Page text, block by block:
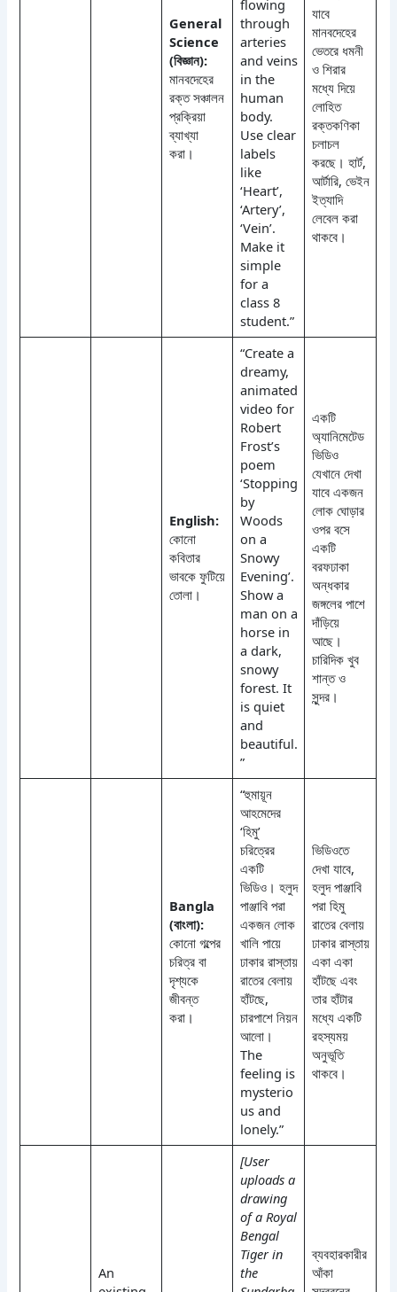
General
Science
(বিজ্ঞান):
মানবদেহের
রক্ত সঞ্চালন
প্রক্রিয়া
ব্যাখ্যা
করা।
flowing
through
arteries
and veins
in the
human
body.
Use clear
labels
like
‘Heart’,
‘Artery’,
‘Vein’.
Make it
simple
for a
class 8
student.”
যাবে
মানবদেহের
ভেতরে ধমনী
ও শিরার
মধ্যে দিয়ে
লোহিত
রক্তকণিকা
চলাচল
করছে। হার্ট,
আর্টারি, ভেইন
ইত্যাদি
লেবেল করা
থাকবে।
English:
কোনো
কবিতার
ভাবকে ফুটিয়ে
তোলা।
“Create a
dreamy,
animated
video for
Robert
Frost’s
poem
‘Stopping
by
Woods
on a
Snowy
Evening’.
Show a
man on a
horse in
a dark,
snowy
forest. It
is quiet
and
beautiful.
”
একটি
অ্যানিমেটেড
ভিডিও
যেখানে দেখা
যাবে একজন
লোক ঘোড়ার
ওপর বসে
একটি
বরফঢাকা
অন্ধকার
জঙ্গলের পাশে
দাঁড়িয়ে
আছে।
চারিদিক খুব
শান্ত ও
সুন্দর।
Bangla
(বাংলা):
কোনো গল্পের
চরিত্র বা
দৃশ্যকে
জীবন্ত
করা।
“হুমায়ূন
আহমেদের
‘হিমু’
চরিত্রের
একটি
ভিডিও। হলুদ
পাঞ্জাবি পরা
একজন লোক
খালি পায়ে
ঢাকার রাস্তায়
রাতের বেলায়
হাঁটছে,
চারপাশে নিয়ন
আলো।
The
feeling is
mysterio
us and
lonely.”
ভিডিওতে
দেখা যাবে,
হলুদ পাঞ্জাবি
পরা হিমু
রাতের বেলায়
ঢাকার রাস্তায়
একা একা
হাঁটছে এবং
তার হাঁটার
মধ্যে একটি
রহস্যময়
অনুভূতি
থাকবে।
An
[User
uploads a
drawing
of a Royal
Bengal
Tiger in
the
ব্যবহারকারীর
আঁকা